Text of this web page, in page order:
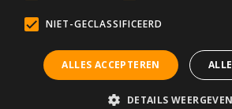
Copyright © 2019 Onderhoud
© Onderhoudshop.nl - Onderdeel van:
Duuren
NIET-GECLASSIFICEERD
ALLES ACCEPTEREN
DETAILS WEERGEVEN